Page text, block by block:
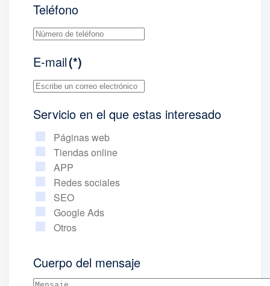
Teléfono
E-mail(*)
Servicio en el que estas interesado
Páginas web
Tiendas online
APP
Redes sociales
SEO
Google Ads
Otros
Cuerpo del mensaje